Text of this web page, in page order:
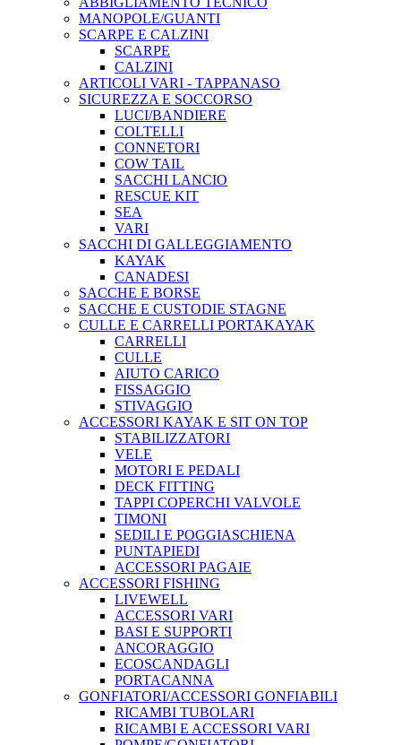
MANOPOLE/GUANTI
SCARPE E CALZINI
SCARPE
CALZINI
ARTICOLI VARI - TAPPANASO
SICUREZZA E SOCCORSO
LUCI/BANDIERE
COLTELLI
CONNETORI
COW TAIL
SACCHI LANCIO
RESCUE KIT
SEA
VARI
SACCHI DI GALLEGGIAMENTO
KAYAK
CANADESI
SACCHE E BORSE
SACCHE E CUSTODIE STAGNE
CULLE E CARRELLI PORTAKAYAK
CARRELLI
CULLE
AIUTO CARICO
FISSAGGIO
STIVAGGIO
ACCESSORI KAYAK E SIT ON TOP
STABILIZZATORI
VELE
MOTORI E PEDALI
DECK FITTING
TAPPI COPERCHI VALVOLE
TIMONI
SEDILI E POGGIASCHIENA
PUNTAPIEDI
ACCESSORI PAGAIE
ACCESSORI FISHING
LIVEWELL
ACCESSORI VARI
BASI E SUPPORTI
ANCORAGGIO
ECOSCANDAGLI
PORTACANNA
GONFIATORI/ACCESSORI GONFIABILI
RICAMBI TUBOLARI
RICAMBI E ACCESSORI VARI